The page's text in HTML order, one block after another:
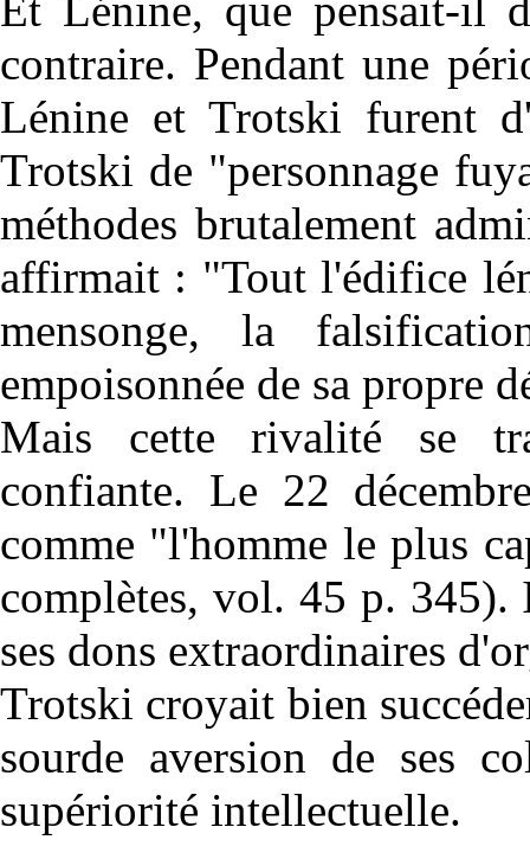
contraire. Pendant une
Lénine et Trotski furent
Trotski de "personnage
méthodes brutalement
affirmait : "Tout l'édifice
mensonge, la
empoisonnée de sa propre
Mais cette rivalité se
confiante. Le 22
comme "l'homme le plus
complètes, vol. 45 p. 345).
ses dons extraordinaires
Trotski croyait bien
sourde aversion de ses
supériorité intellectuelle.